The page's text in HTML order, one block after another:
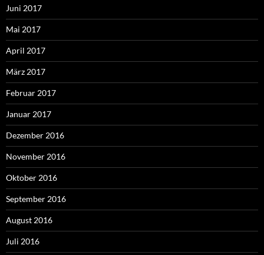
Juni 2017
Mai 2017
April 2017
März 2017
Februar 2017
Januar 2017
Dezember 2016
November 2016
Oktober 2016
September 2016
August 2016
Juli 2016